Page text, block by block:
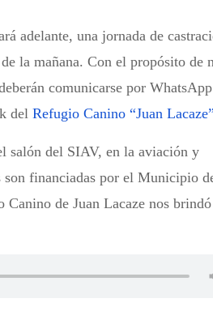
adelante, una jornada de
la mañana. Con el propósito de
comunicarse por
del Refugio Canino “Juan Lacaze”
salón del SIAV, en la aviación y
son financiadas por el Municipio
de Juan Lacaze nos